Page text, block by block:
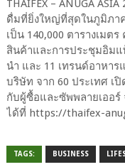
THAIFEX – ANUGA
ดื่มที่ยิ่งใหญ่ที่สุดในภูมิภา
เป็น 140,000 ตารางเม
สินค้าและการประชุมอิม
นำ และ 11 เทรนด์อาหา
บริษัท จาก 60 ประเทศ เ
กับผู้ซื้อและซัพพลายเออร์
ได้ที่ https://thaifex-
TAGS: BUSINESS